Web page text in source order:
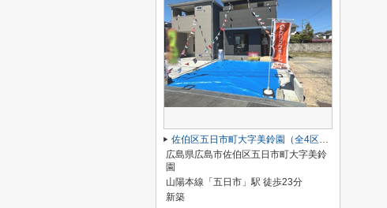
佐伯区五日市町大字美鈴園（全4区画）No3
広島県広島市佐伯区五日市町大字美鈴
園
山陽本線「五日市」駅 徒歩23分
新築